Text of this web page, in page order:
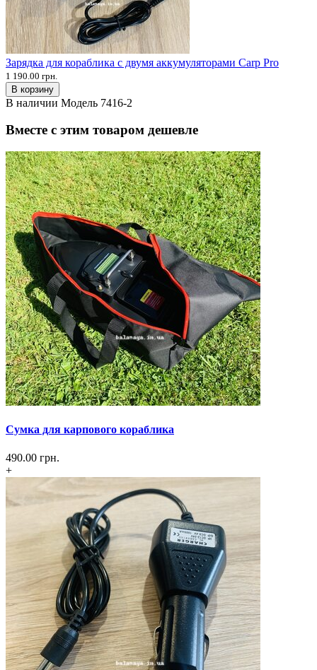
Зарядка для кораблика с двумя аккумуляторами Carp Pro
1 190.00 грн.
В корзину
В наличии Модель 7416-2
Вместе с этим товаром дешевле
Сумка для карпового кораблика
490.00 грн.
+